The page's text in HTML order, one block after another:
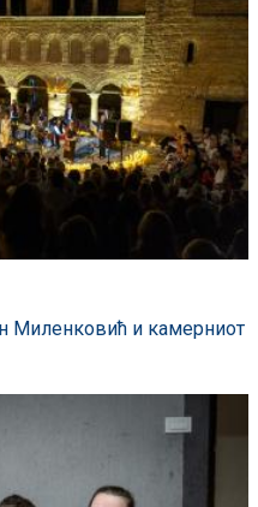
Миленковић и камерниот